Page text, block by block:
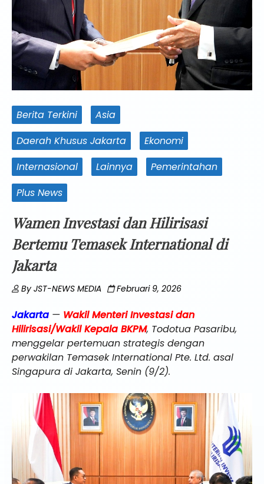
Berita Terkini
Asia
Daerah Khusus Jakarta
Ekonomi
Internasional
Lainnya
Pemerintahan
Plus News
Wamen Investasi dan Hilirisasi
Bertemu Temasek International di
Jakarta
ByJST-NEWS MEDIA Februari 9, 2026
Jakarta — Wakil Menteri Investasi dan
Hilirisasi/Wakil Kepala BKPM, Todotua Pasaribu,
menggelar pertemuan strategis dengan
perwakilan Temasek International Pte. Ltd. asal
Singapura di Jakarta, Senin (9/2).